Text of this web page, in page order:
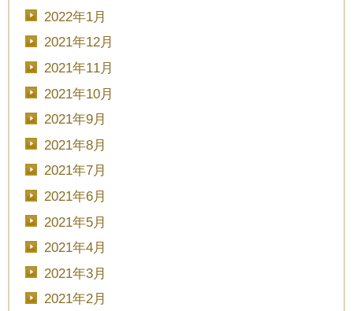
2022年1月
2021年12月
2021年11月
2021年10月
2021年9月
2021年8月
2021年7月
2021年6月
2021年5月
2021年4月
2021年3月
2021年2月